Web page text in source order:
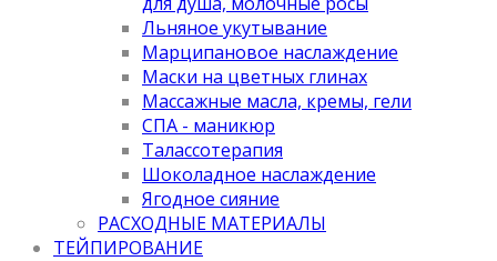
Льняное укутывание
Марципановое наслаждение
Маски на цветных глинах
Массажные масла, кремы, гели
СПА - маникюр
Талассотерапия
Шоколадное наслаждение
Ягодное сияние
РАСХОДНЫЕ МАТЕРИАЛЫ
ТЕЙПИРОВАНИЕ